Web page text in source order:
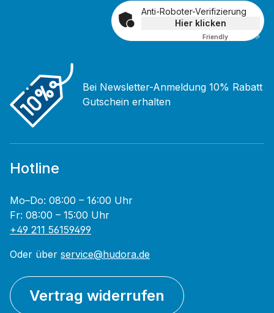
Anti-Roboter-Verifizierung
Hier klicken
Friendly Captcha ⇗
Bei Newsletter-Anmeldung 10% Rabatt
Gutschein erhalten
Hotline
Mo–Do: 08:00 – 16:00 Uhr
Fr: 08:00 – 15:00 Uhr
+49 211 56159499
Oder über service@hudora.de
Vertrag widerrufen